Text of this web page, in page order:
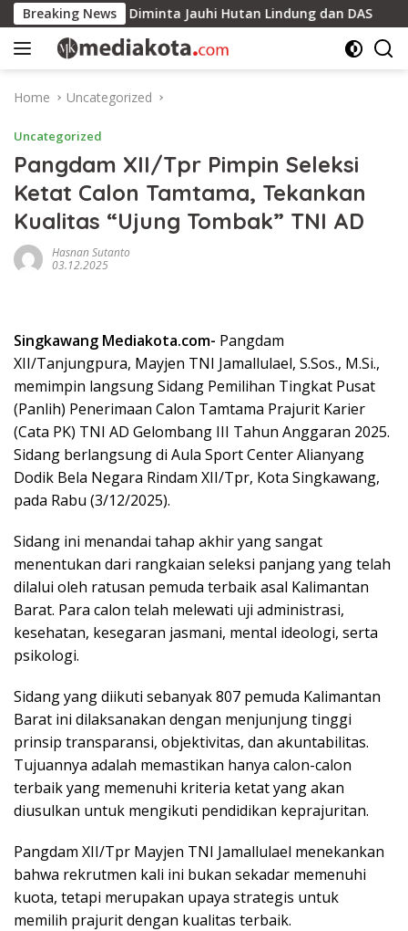
Skip
to
content
Breaking News
Timur Diminta Jauhi Hutan Lindung dan DAS
Home Uncategorized
Uncategorized
Pangdam XII/Tpr Pimpin Seleksi
Ketat Calon Tamtama, Tekankan
Kualitas “Ujung Tombak” TNI AD
Hasnan Sutanto
03.12.2025
Singkawang Mediakota.com- Pangdam
XII/Tanjungpura, Mayjen TNI Jamallulael, S.Sos., M.Si.,
memimpin langsung Sidang Pemilihan Tingkat Pusat
(Panlih) Penerimaan Calon Tamtama Prajurit Karier
(Cata PK) TNI AD Gelombang III Tahun Anggaran 2025.
Sidang berlangsung di Aula Sport Center Alianyang
Dodik Bela Negara Rindam XII/Tpr, Kota Singkawang,
pada Rabu (3/12/2025).
Sidang ini menandai tahap akhir yang sangat
menentukan dari rangkaian seleksi panjang yang telah
dilalui oleh ratusan pemuda terbaik asal Kalimantan
Barat. Para calon telah melewati uji administrasi,
kesehatan, kesegaran jasmani, mental ideologi, serta
psikologi.
Sidang yang diikuti sebanyak 807 pemuda Kalimantan
Barat ini dilaksanakan dengan menjunjung tinggi
prinsip transparansi, objektivitas, dan akuntabilitas.
Tujuannya adalah memastikan hanya calon-calon
terbaik yang memenuhi kriteria ketat yang akan
diusulkan untuk mengikuti pendidikan keprajuritan.
Pangdam XII/Tpr Mayjen TNI Jamallulael menekankan
bahwa rekrutmen kali ini bukan sekadar memenuhi
kuota, tetapi merupakan upaya strategis untuk
memilih prajurit dengan kualitas terbaik.